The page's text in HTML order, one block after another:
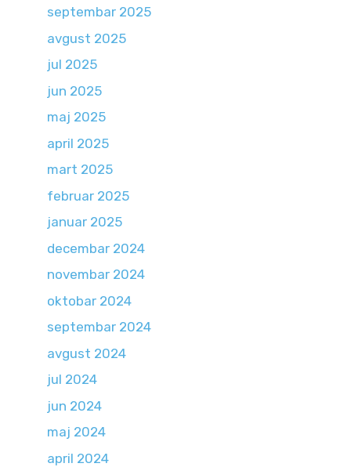
septembar 2025
avgust 2025
jul 2025
jun 2025
maj 2025
april 2025
mart 2025
februar 2025
januar 2025
decembar 2024
novembar 2024
oktobar 2024
septembar 2024
avgust 2024
jul 2024
jun 2024
maj 2024
april 2024